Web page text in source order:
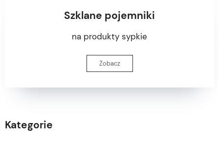
Szklane pojemniki
na produkty sypkie
Zobacz
Kategorie